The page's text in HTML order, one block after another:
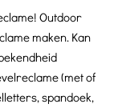
Outdoor
maken. Kan
(met of
spandoek,